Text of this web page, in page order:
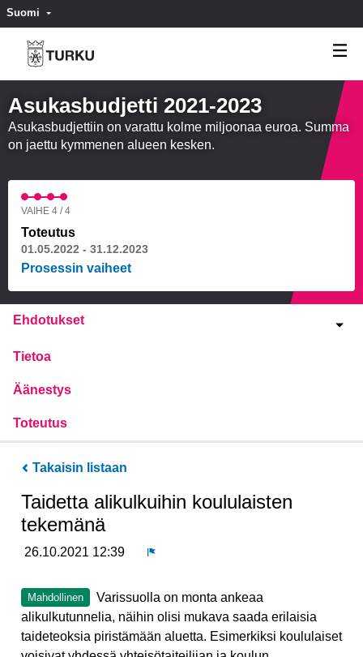
Suomi Valitse kieli
Asukasbudjetti 2021-2023
Asukasbudjettiin on varattu kolme miljoonaa euroa. Summa
on jaettu kymmenen alueen kesken.
VAIHE 4 / 4
Toteutus
01.05.2022 - 31.12.2023
Prosessin vaiheet
Ehdotukset
Tietoa
Äänestys
Toteutus
Takaisin listaan
Taidetta alikulkuihin koululaisten
tekemänä
26.10.2021 12:39
Mahdollinen
Varissuolla on monta ankeaa
alikulkutunnelia, näihin olisi mukava saada erilaisia
taideteoksia piristämään aluetta. Esimerkiksi koululaiset